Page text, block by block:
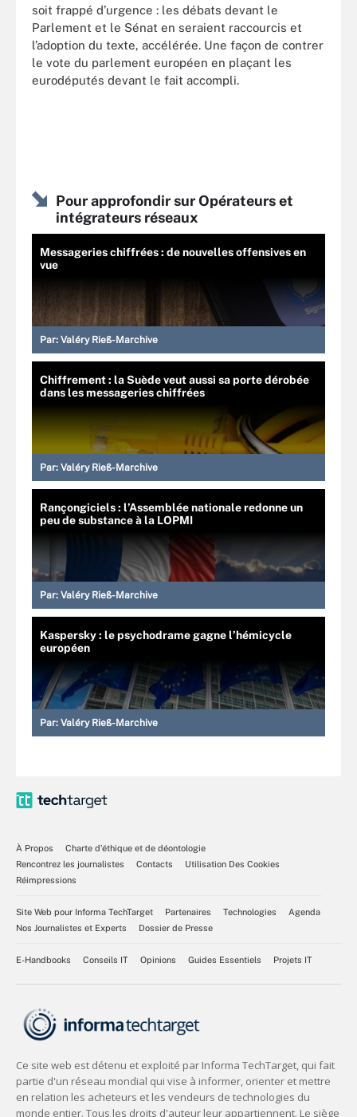
soit frappé d’urgence : les débats devant le
Parlement et le Sénat en seraient raccourcis et
l’adoption du texte, accélérée. Une façon de contrer
le vote du parlement européen en plaçant les
eurodéputés devant le fait accompli.
Pour approfondir sur Opérateurs et
intégrateurs réseaux
Messageries chiffrées : de nouvelles offensives en
vue
Par: Valéry Rieß-Marchive
Chiffrement : la Suède veut aussi sa porte dérobée
dans les messageries chiffrées
Par: Valéry Rieß-Marchive
Rançongiciels : l’Assemblée nationale redonne un
peu de substance à la LOPMI
Par: Valéry Rieß-Marchive
Kaspersky : le psychodrame gagne l’hémicycle
européen
Par: Valéry Rieß-Marchive
À Propos
Charte d’éthique et de déontologie
Rencontrez les journalistes
Contacts
Utilisation Des Cookies
Réimpressions
Site Web pour Informa TechTarget Partenaires Technologies
Agenda
Nos Journalistes et Experts
Dossier de Presse
E-Handbooks Conseils IT Opinions Guides Essentiels Projets IT